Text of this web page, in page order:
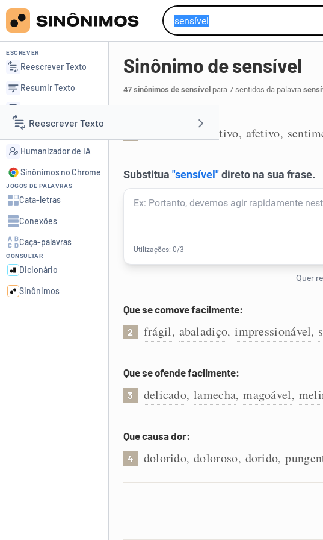
Reescrever Texto
Resumir Texto
Corrigir Texto
Detector de IA
Humanizador de IA
ESCREVER
Reescrever Texto
Resumir Texto
Detector de IA
Humanizador de IA
Sinônimos no Chrome
JOGOS DE PALAVRAS
Cata-letras
Conexões
Caça-palavras
CONSULTAR
Dicionário
Sinônimos
Sinônimo de sensível
47 sinônimos de sensível para 7 sentidos da palavra
receptivo, afetivo,
Que se comove facilmente:
2 frágil, abaladiço, impressionável,
Que se ofende facilmente:
3 delicado, lamecha, magoável,
Que causa dor:
4 dolorido, doloroso, dorido,